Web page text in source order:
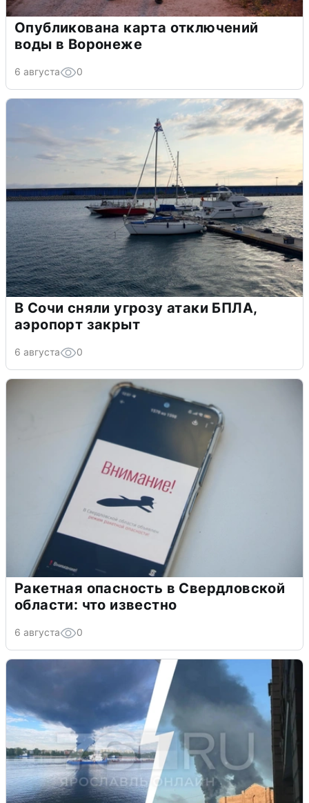
Опубликована карта отключений
воды в Воронеже
6 августа 0
В Сочи сняли угрозу атаки БПЛА,
аэропорт закрыт
6 августа 0
Ракетная опасность в Свердловской
области: что известно
6 августа 0